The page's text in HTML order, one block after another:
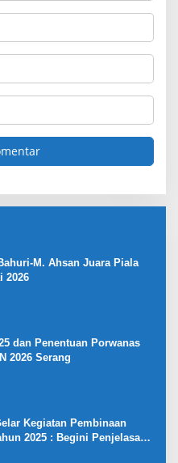
M. Ahsan Juara Piala
2026
dan Penentuan Porwanas
2026 Serang
Kegiatan Pembinaan
2025 : Begini Penjelasan